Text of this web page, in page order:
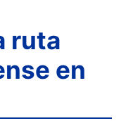
ruta
en